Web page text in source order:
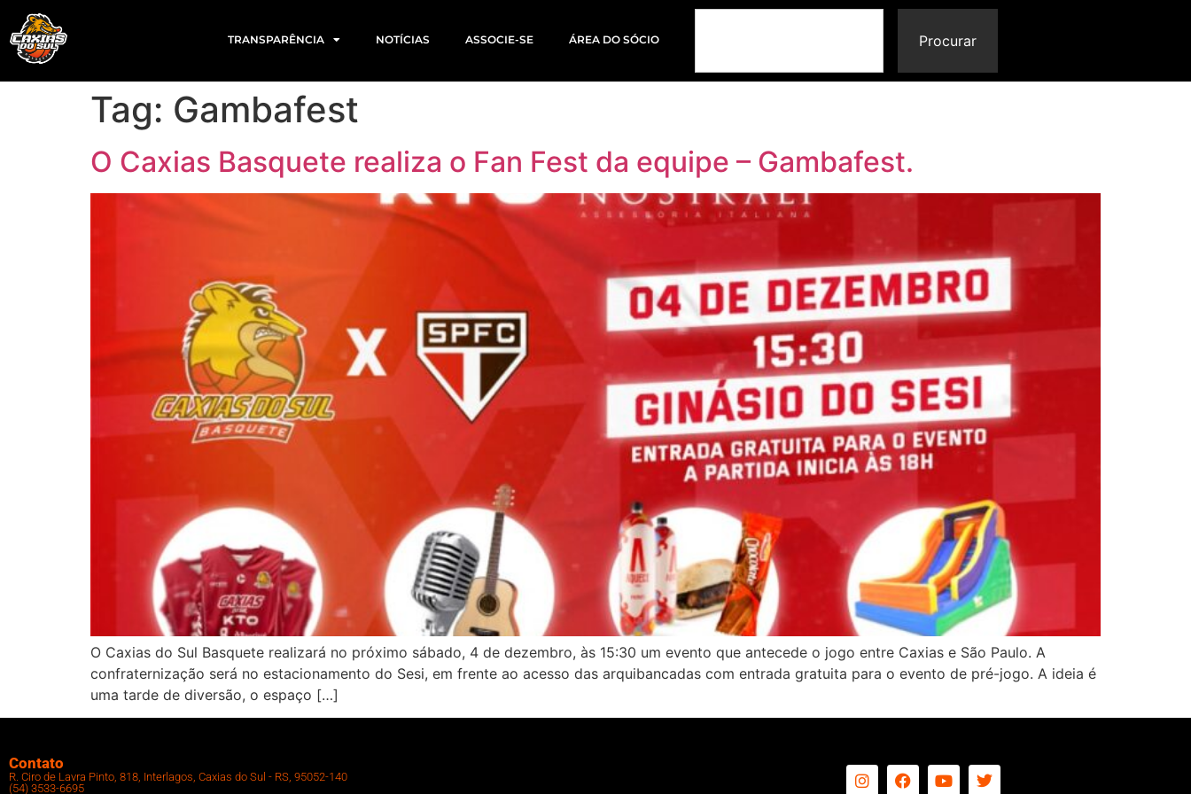
TRANSPARÊNCIA NOTÍCIAS ASSOCIE-SE ÁREA DO SÓCIO Procurar
Tag: Gambafest
O Caxias Basquete realiza o Fan Fest da equipe – Gambafest.
O Caxias do Sul Basquete realizará no próximo sábado, 4 de dezembro, às 15:30 um evento que antecede o jogo entre Caxias e São Paulo. A
confraternização será no estacionamento do Sesi, em frente ao acesso das arquibancadas com entrada gratuita para o evento de pré-jogo. A ideia é
uma tarde de diversão, o espaço […]
Contato
R. Ciro de Lavra Pinto, 818, Interlagos, Caxias do Sul - RS, 95052-140
(54) 3533-6695